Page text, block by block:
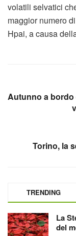
volatili selvatici
maggior numero
Hpai, a causa
Autunno a
Torino, la
TRENDING
La
del